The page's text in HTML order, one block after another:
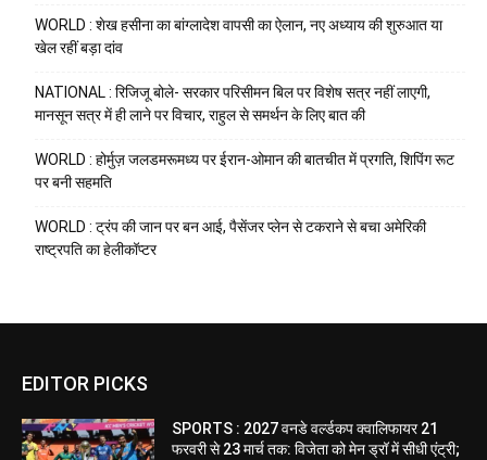
WORLD : शेख हसीना का बांग्लादेश वापसी का ऐलान, नए अध्याय की शुरुआत या
खेल रहीं बड़ा दांव
NATIONAL : रिजिजू बोले- सरकार परिसीमन बिल पर विशेष सत्र नहीं लाएगी,
मानसून सत्र में ही लाने पर विचार, राहुल से समर्थन के लिए बात की
WORLD : होर्मुज़ जलडमरूमध्य पर ईरान-ओमान की बातचीत में प्रगति, शिपिंग रूट
पर बनी सहमति
WORLD : ट्रंप की जान पर बन आई, पैसेंजर प्लेन से टकराने से बचा अमेरिकी
राष्ट्रपति का हेलीकॉप्टर
EDITOR PICKS
SPORTS : 2027 वनडे वर्ल्डकप क्वालिफायर 21
फरवरी से 23 मार्च तक: विजेता को मेन ड्रॉ में सीधी एंट्री;